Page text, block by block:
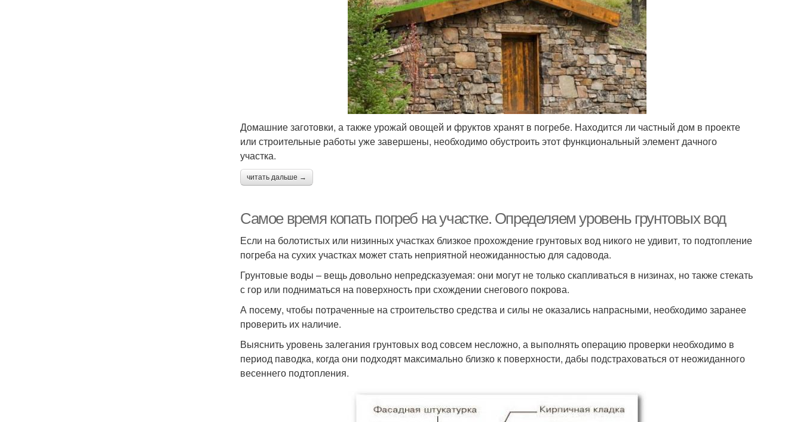
Домашние заготовки, а также урожай овощей и фруктов хранят в погребе. Находится ли частный дом в проекте
или строительные работы уже завершены, необходимо обустроить этот функциональный элемент дачного
участка.
читать дальше →
Самое время копать погреб на участке. Определяем уровень грунтовых вод
Если на болотистых или низинных участках близкое прохождение грунтовых вод никого не удивит, то подтопление
погреба на сухих участках может стать неприятной неожиданностью для садовода.
Грунтовые воды – вещь довольно непредсказуемая: они могут не только скапливаться в низинах, но также стекать
с гор или подниматься на поверхность при схождении снегового покрова.
А посему, чтобы потраченные на строительство средства и силы не оказались напрасными, необходимо заранее
проверить их наличие.
Выяснить уровень залегания грунтовых вод совсем несложно, а выполнять операцию проверки необходимо в
период паводка, когда они подходят максимально близко к поверхности, дабы подстраховаться от неожиданного
весеннего подтопления.